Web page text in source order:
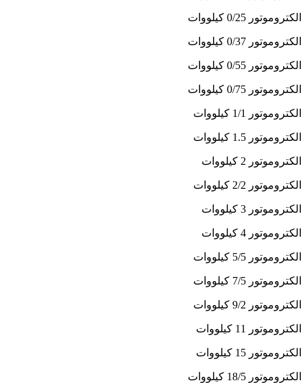
الکتروموتور 0/25 کیلووات
الکتروموتور 0/37 کیلووات
الکتروموتور 0/55 کیلووات
الکتروموتور 0/75 کیلووات
الکتروموتور 1/1 کیلووات
الکتروموتور 1.5 کیلووات
الکتروموتور 2 کیلووات
الکتروموتور 2/2 کیلووات
الکتروموتور 3 کیلووات
الکتروموتور 4 کیلووات
الکتروموتور 5/5 کیلووات
الکتروموتور 7/5 کیلووات
الکتروموتور 9/2 کیلووات
الکتروموتور 11 کیلووات
الکتروموتور 15 کیلووات
الکتروموتور 18/5 کیلووات